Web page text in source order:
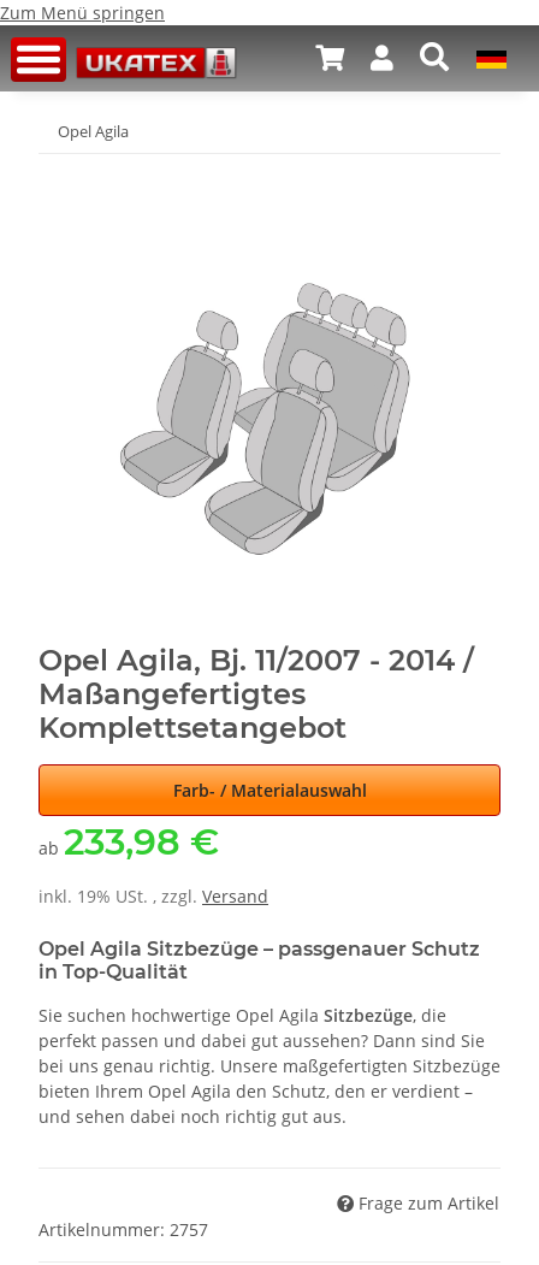
Zum Menü springen
Opel Agila
Opel Agila, Bj. 11/2007 - 2014 /
Maßangefertigtes
Komplettsetangebot
Farb- / Materialauswahl
ab 233,98 €
inkl. 19% USt. , zzgl. Versand
Opel Agila Sitzbezüge – passgenauer Schutz
in Top-Qualität
Sie suchen hochwertige Opel Agila Sitzbezüge, die
perfekt passen und dabei gut aussehen? Dann sind Sie
bei uns genau richtig. Unsere maßgefertigten Sitzbezüge
bieten Ihrem Opel Agila den Schutz, den er verdient –
und sehen dabei noch richtig gut aus.
Frage zum Artikel
Artikelnummer: 2757